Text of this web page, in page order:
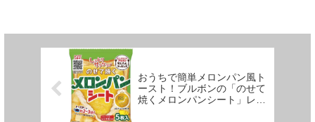
おうちで簡単メロンパン風ト
ースト！ブルボンの「のせて
焼くメロンパンシート」レビ